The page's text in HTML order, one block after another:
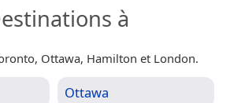
à
Ottawa, Hamilton et London.
Ottawa